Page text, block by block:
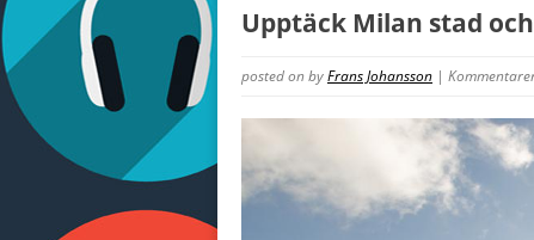
Upptäck Milan stad
posted onbyFrans Johansson |